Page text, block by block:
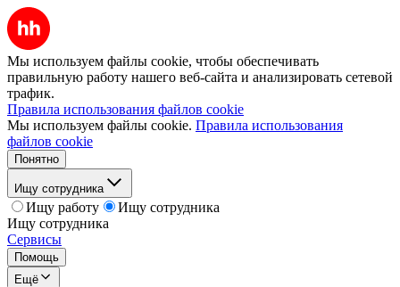
Мы используем файлы cookie, чтобы обеспечивать
правильную работу нашего веб-сайта и анализировать сетевой
трафик.
Правила использования файлов cookie
Мы используем файлы cookie. Правила использования
файлов cookie
Понятно
Ищу сотрудника
Ищу работу
Ищу сотрудника
Ищу сотрудника
Сервисы
Помощь
Ещё